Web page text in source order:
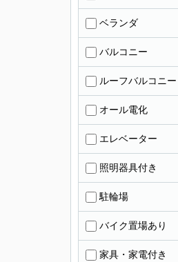
ベランダ
バルコニー
ルーフバルコニー
オール電化
エレベーター
照明器具付き
駐輪場
バイク置場あり
家具・家電付き